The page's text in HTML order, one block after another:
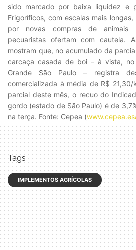
sido marcado por baixa liquidez e
Frigoríficos, com escalas mais
por novas compras de animais
pecuaristas ofertam com cautela.
mostram que, no acumulado da
carcaça casada de boi – à vista,
Grande São Paulo – registra
comercializada à média de R$
parcial deste mês, o recuo do
gordo (estado de São Paulo) é de
na terça. Fonte: Cepea (
Tags
IMPLEMENTOS AGRÍCOLAS